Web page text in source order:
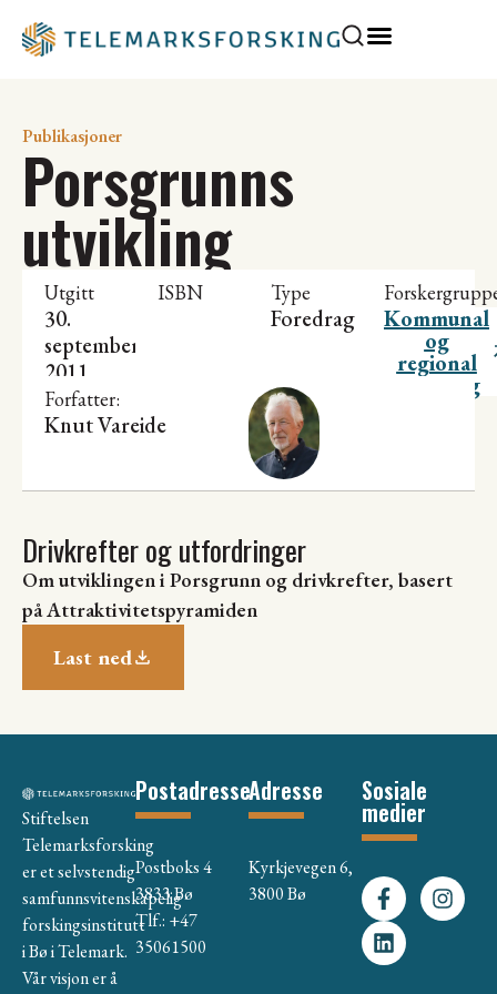
Publikasjoner
Porsgrunns
utvikling
Utgitt
30.
september
2011
ISBN Type
Foredrag Kommunal
og
regional
utvikling
Forfatter:
Knut Vareide
Drivkrefter og utfordringer
Om utviklingen i Porsgrunn og drivkrefter, basert
på Attraktivitetspyramiden
Last ned
Stiftelsen
Telemarksforsking
er et selvstendig
samfunnsvitenskapelig
forskingsinstitutt
i Bø i Telemark.
Vår visjon er å
Postadresse
Postboks 4
3833 Bø
Tlf.: +47
35061500
Adresse
Kyrkjevegen 6,
3800 Bø
Sosiale
medier